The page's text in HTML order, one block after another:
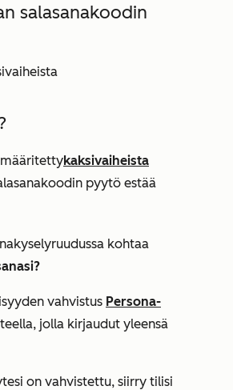
salasanakoodin
määritettykaksivaiheista
pyytö estää
kohtaa
vahvistus Persona-
jolla kirjaudut yleensä
on vahvistettu, siirry tilisi